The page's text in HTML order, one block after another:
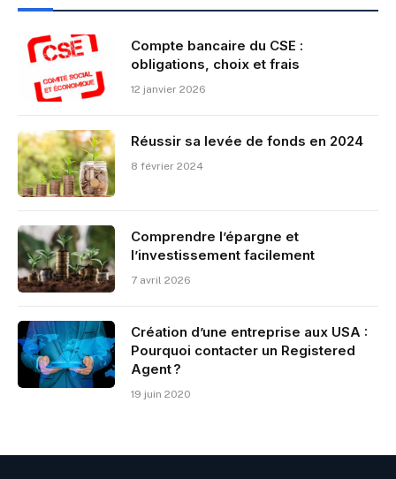
Compte bancaire du CSE :
obligations, choix et frais
12 janvier 2026
Réussir sa levée de fonds en 2024
8 février 2024
Comprendre l’épargne et
l’investissement facilement
7 avril 2026
Création d’une entreprise aux USA :
Pourquoi contacter un Registered
Agent ?
19 juin 2020